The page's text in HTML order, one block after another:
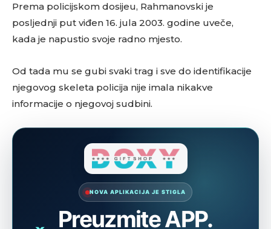
Prema policijskom dosijeu, Rahmanovski je
posljednji put viđen 16. jula 2003. godine uveče,
kada je napustio svoje radno mjesto.
Od tada mu se gubi svaki trag i sve do identifikacije
njegovog skeleta policija nije imala nikakve
informacije o njegovoj sudbini.